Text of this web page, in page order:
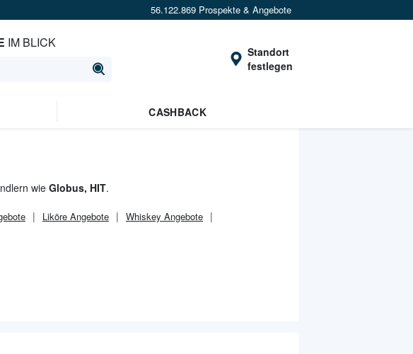
56.122.869 Prospekte & Angebote
IM BLICK
Standort
festlegen
CASHBACK
wie Globus, HIT.
Liköre Angebote
Whiskey Angebote